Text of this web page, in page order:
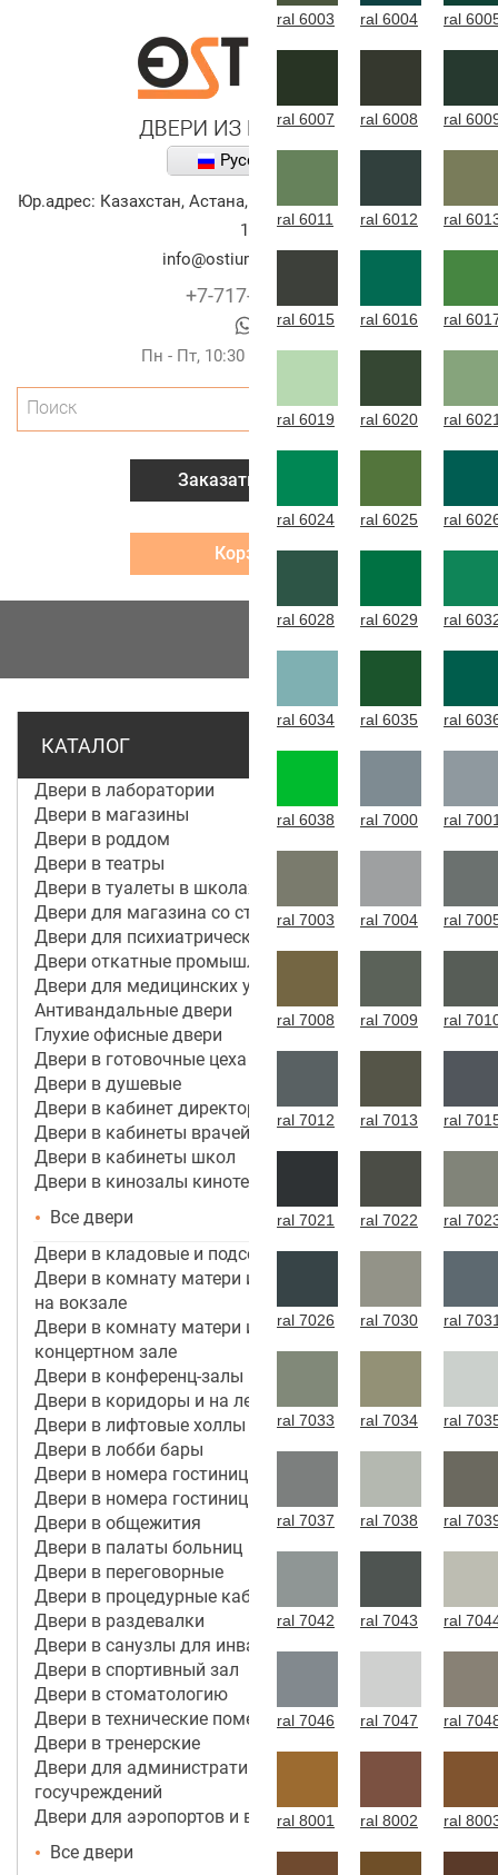
Русский
Юр.адрес: Казахстан, Астана,
улица Алихана Бокейханова,
10
info@ostium-doors.kz
+7-717-269-6131
Пн - Пт, 10:30 - 20:00 (г.Астана)
Поиск
Заказать звонок
Корзина
КАТАЛОГ
Двери в лаборатории
Двери в магазины
Двери в роддом
Двери в театры
Двери в туалеты в школах
Двери для магазина со стеклом
Двери для психиатрической больницы
Двери откатные промышленные
Двери для медицинских учреждений и больниц
Антивандальные двери
Глухие офисные двери
Двери в готовочные цеха
Двери в душевые
Двери в кабинет директора, руководителя
Двери в кабинеты врачей
Двери в кабинеты школ
Двери в кинозалы кинотеатров
Все двери
Двери в кладовые и подсобные помещения
Двери в комнату матери и ребенка в аэропорту,
на вокзале
Двери в комнату матери и ребенка в кинотеатре,
концертном зале
Двери в конференц-залы
Двери в коридоры и на лестничные марши
Двери в лифтовые холлы
Двери в лобби бары
Двери в номера гостиницы 3*
Двери в номера гостиницы 4*-5*
Двери в общежития
Двери в палаты больниц
Двери в переговорные
Двери в процедурные кабинеты
Двери в раздевалки
Двери в санузлы для инвалидов
Двери в спортивный зал
Двери в стоматологию
Двери в технические помещения
Двери в тренерские
Двери для административных зданий и
госучреждений
Двери для аэропортов и вокзалов
Все двери
ral 6003 ral 6004 ral
ral 6007 ral 6008 ral
ral 6011 ral 6012 ral
ral 6015 ral 6016 ral
ral 6019 ral 6020 ral
ral 6024 ral 6025 ral
ral 6028 ral 6029 ral
ral 6034 ral 6035 ral
ral 6038 ral 7000 ral
ral 7003 ral 7004 ral
ral 7008 ral 7009 ral
ral 7012 ral 7013 ral
ral 7021 ral 7022 ral
ral 7026 ral 7030 ral
ral 7033 ral 7034 ral
ral 7037 ral 7038 ral
ral 7042 ral 7043 ral
ral 7046 ral 7047 ral
ral 8001 ral 8002 ral